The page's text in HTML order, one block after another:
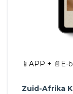
📱APP + 📄E-
Zuid-Afrika